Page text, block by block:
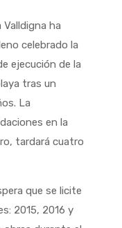
ha
celebrado la
ejecución de la
tras un
La
en la
tardará cuatro
que se licite
2015, 2016 y